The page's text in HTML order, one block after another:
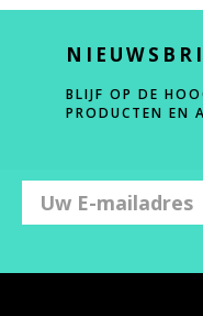
BLIJF OP DE
PRODUCTEN EN